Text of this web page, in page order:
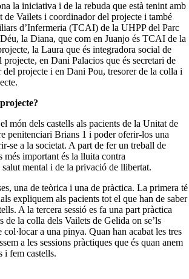
la iniciativa i de la rebuda que està tenint amb
de Vailets i coordinador del projecte i també
d’Infermeria (TCAI) de la UHPP del Parc
la Diana, que com en Juanjo és TCAI de la
la Laura que és integradora social de
en Dani Palacios que és secretari de
del projecte i en Dani Pou, tresorer de la colla i
món dels castells als pacients de la Unitat de
penitenciari Brians 1 i poder oferir-los una
se a la societat. A part de fer un treball de
més important és la lluita contra
salut mental i de la privació de llibertat.
una de teòrica i una de pràctica. La primera té
expliquem als pacients tot el que han de saber
A la tercera sessió es fa una part pràctica
de la colla dels Vailets de Gelida on se’ls
col·locar a una pinya. Quan han acabat les tres
a les sessions pràctiques que és quan anem
i fem castells.